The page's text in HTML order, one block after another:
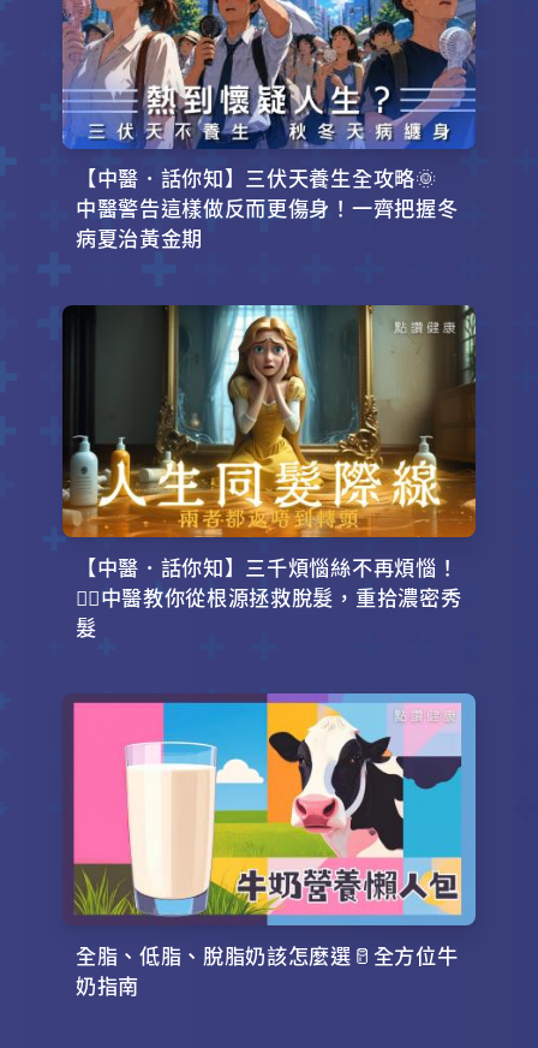
【中醫．話你知】三伏天養生全攻略🌞
中醫警告這樣做反而更傷身！一齊把握冬
病夏治黃金期
【中醫．話你知】三千煩惱絲不再煩惱！
💇‍♂️中醫教你從根源拯救脫髮，重拾濃密秀
髮
全脂、低脂、脫脂奶該怎麼選🥛全方位牛
奶指南